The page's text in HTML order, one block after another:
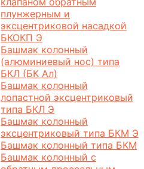
плунжерным и
эксцентриковой насадкой
БКОКП Э
Башмак колонный
(алюминиевый нос) типа
БКЛ (БК Ал)
Башмак колонный
лопастной эксцентриковый
типа БКЛ Э
Башмак колонный
эксцентриковый типа БКМ Э
Башмак колонный типа БКМ
Башмак колонный с